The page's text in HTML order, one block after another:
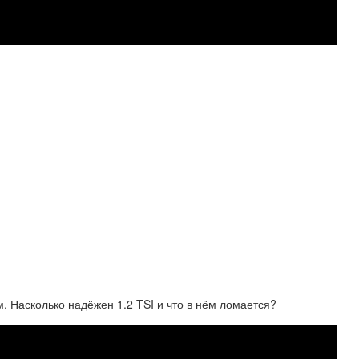
Насколько надёжен 1.2 TSI и что в нём ломается?